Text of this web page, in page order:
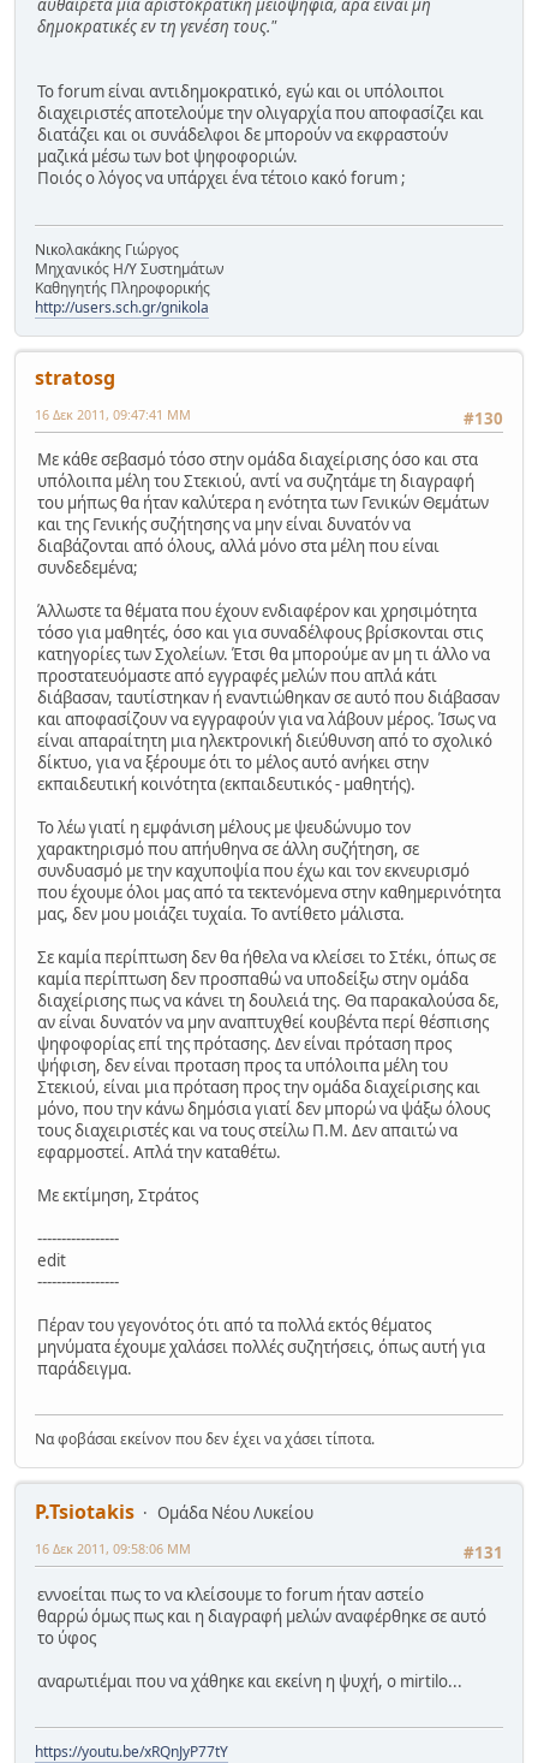
αυθαίρετα μια αριστοκρατική μειοψηφία, άρα είναι μη
δημοκρατικές εν τη γενέση τους."
Το forum είναι αντιδημοκρατικό, εγώ και οι υπόλοιποι
διαχειριστές αποτελούμε την ολιγαρχία που αποφασίζει και
διατάζει και οι συνάδελφοι δε μπορούν να εκφραστούν
μαζικά μέσω των bot ψηφοφοριών.
Ποιός ο λόγος να υπάρχει ένα τέτοιο κακό forum ;
Νικολακάκης Γιώργος
Μηχανικός Η/Υ Συστημάτων
Καθηγητής Πληροφορικής
http://users.sch.gr/gnikola
stratosg
#130
16 Δεκ 2011, 09:47:41 ΜΜ
Με κάθε σεβασμό τόσο στην ομάδα διαχείρισης όσο και στα
υπόλοιπα μέλη του Στεκιού, αντί να συζητάμε τη διαγραφή
του μήπως θα ήταν καλύτερα η ενότητα των Γενικών Θεμάτων
και της Γενικής συζήτησης να μην είναι δυνατόν να
διαβάζονται από όλους, αλλά μόνο στα μέλη που είναι
συνδεδεμένα;
Άλλωστε τα θέματα που έχουν ενδιαφέρον και χρησιμότητα
τόσο για μαθητές, όσο και για συναδέλφους βρίσκονται στις
κατηγορίες των Σχολείων. Έτσι θα μπορούμε αν μη τι άλλο να
προστατευόμαστε από εγγραφές μελών που απλά κάτι
διάβασαν, ταυτίστηκαν ή εναντιώθηκαν σε αυτό που διάβασαν
και αποφασίζουν να εγγραφούν για να λάβουν μέρος. Ίσως να
είναι απαραίτητη μια ηλεκτρονική διεύθυνση από το σχολικό
δίκτυο, για να ξέρουμε ότι το μέλος αυτό ανήκει στην
εκπαιδευτική κοινότητα (εκπαιδευτικός - μαθητής).
Το λέω γιατί η εμφάνιση μέλους με ψευδώνυμο τον
χαρακτηρισμό που απήυθηνα σε άλλη συζήτηση, σε
συνδυασμό με την καχυποψία που έχω και τον εκνευρισμό
που έχουμε όλοι μας από τα τεκτενόμενα στην καθημερινότητα
μας, δεν μου μοιάζει τυχαία. Το αντίθετο μάλιστα.
Σε καμία περίπτωση δεν θα ήθελα να κλείσει το Στέκι, όπως σε
καμία περίπτωση δεν προσπαθώ να υποδείξω στην ομάδα
διαχείρισης πως να κάνει τη δουλειά της. Θα παρακαλούσα δε,
αν είναι δυνατόν να μην αναπτυχθεί κουβέντα περί θέσπισης
ψηφοφορίας επί της πρότασης. Δεν είναι πρόταση προς
ψήφιση, δεν είναι προταση προς τα υπόλοιπα μέλη του
Στεκιού, είναι μια πρόταση προς την ομάδα διαχείρισης και
μόνο, που την κάνω δημόσια γιατί δεν μπορώ να ψάξω όλους
τους διαχειριστές και να τους στείλω Π.Μ. Δεν απαιτώ να
εφαρμοστεί. Απλά την καταθέτω.
Με εκτίμηση, Στράτος
-----------------
edit
-----------------
Πέραν του γεγονότος ότι από τα πολλά εκτός θέματος
μηνύματα έχουμε χαλάσει πολλές συζητήσεις, όπως αυτή για
παράδειγμα.
Να φοβάσαι εκείνον που δεν έχει να χάσει τίποτα.
P.Tsiotakis
Ομάδα Νέου Λυκείου
#131
16 Δεκ 2011, 09:58:06 ΜΜ
εννοείται πως το να κλείσουμε το forum ήταν αστείο
θαρρώ όμως πως και η διαγραφή μελών αναφέρθηκε σε αυτό
το ύφος
αναρωτιέμαι που να χάθηκε και εκείνη η ψυχή, ο mirtilo...
https://youtu.be/xRQnJyP77tY